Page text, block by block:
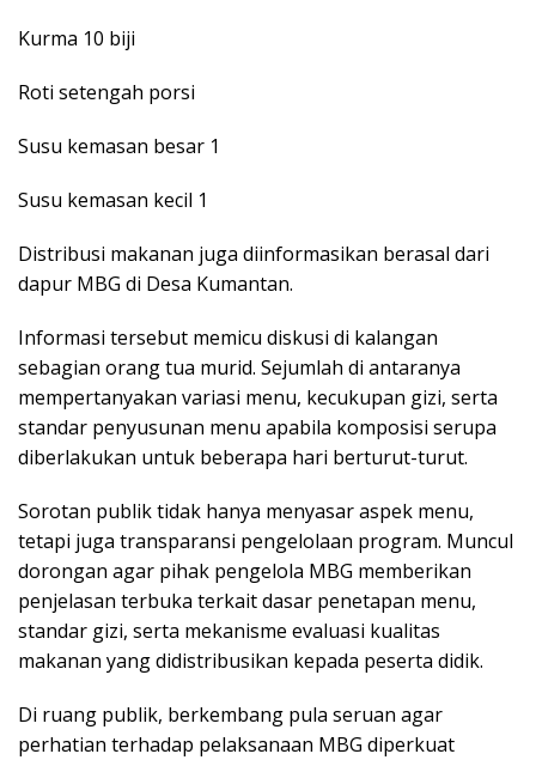
Kurma 10 biji
Roti setengah porsi
Susu kemasan besar 1
Susu kemasan kecil 1
Distribusi makanan juga diinformasikan berasal dari
dapur MBG di Desa Kumantan.
Informasi tersebut memicu diskusi di kalangan
sebagian orang tua murid. Sejumlah di antaranya
mempertanyakan variasi menu, kecukupan gizi, serta
standar penyusunan menu apabila komposisi serupa
diberlakukan untuk beberapa hari berturut-turut.
Sorotan publik tidak hanya menyasar aspek menu,
tetapi juga transparansi pengelolaan program. Muncul
dorongan agar pihak pengelola MBG memberikan
penjelasan terbuka terkait dasar penetapan menu,
standar gizi, serta mekanisme evaluasi kualitas
makanan yang didistribusikan kepada peserta didik.
Di ruang publik, berkembang pula seruan agar
perhatian terhadap pelaksanaan MBG diperkuat